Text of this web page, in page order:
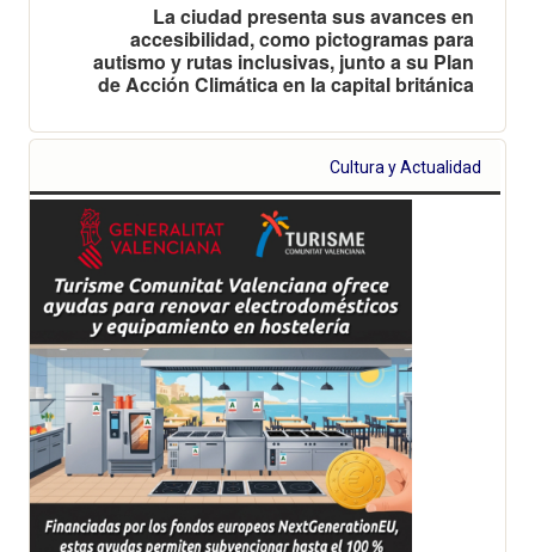
La ciudad presenta sus avances en
accesibilidad, como pictogramas para
autismo y rutas inclusivas, junto a su Plan
de Acción Climática en la capital británica
Cultura y Actualidad